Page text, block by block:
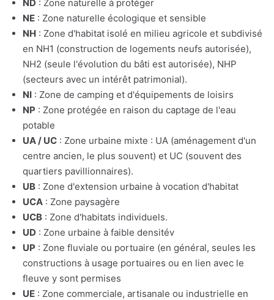
ND : Zone naturelle à protéger
NE : Zone naturelle écologique et sensible
NH : Zone d'habitat isolé en milieu agricole et subdivisé
en NH1 (construction de logements neufs autorisée),
NH2 (seule l'évolution du bâti est autorisée), NHP
(secteurs avec un intérêt patrimonial).
NI : Zone de camping et d'équipements de loisirs
NP : Zone protégée en raison du captage de l'eau
potable
UA / UC : Zone urbaine mixte : UA (aménagement d'un
centre ancien, le plus souvent) et UC (souvent des
quartiers pavillionnaires).
UB : Zone d'extension urbaine à vocation d'habitat
UCA : Zone paysagère
UCB : Zone d'habitats individuels.
UD : Zone urbaine à faible densitév
UP : Zone fluviale ou portuaire (en général, seules les
constructions à usage portuaires ou en lien avec le
fleuve y sont permises
UE : Zone commerciale, artisanale ou industrielle en